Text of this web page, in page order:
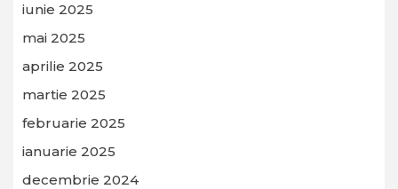
iunie 2025
mai 2025
aprilie 2025
martie 2025
februarie 2025
ianuarie 2025
decembrie 2024